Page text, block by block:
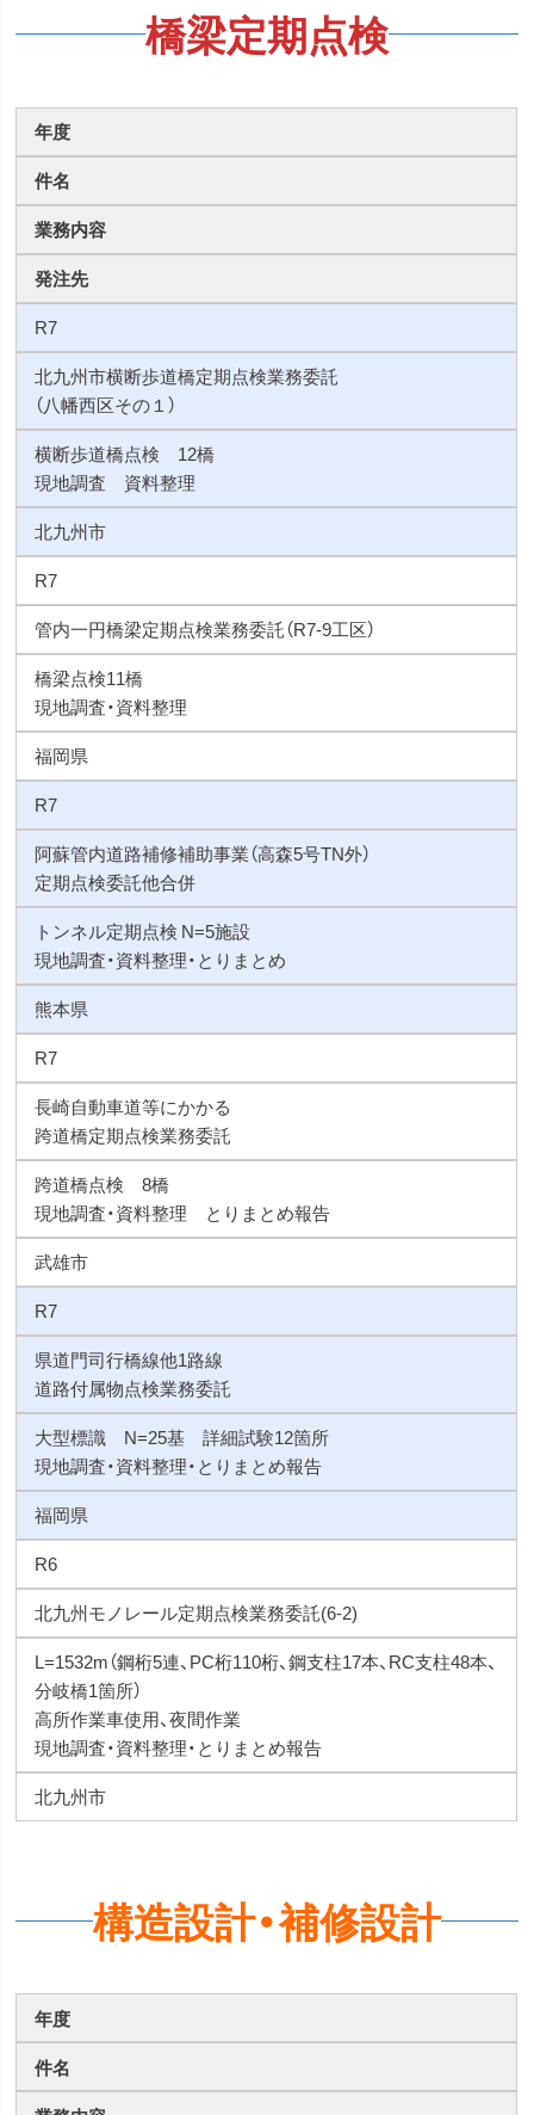
橋梁定期点検
年度
件名
業務内容
発注先
R7
北九州市横断歩道橋定期点検業務委託
（八幡西区その１）
横断歩道橋点検 12橋
現地調査 資料整理
北九州市
R7
管内一円橋梁定期点検業務委託（R7-9工区）
橋梁点検11橋
現地調査・資料整理
福岡県
R7
阿蘇管内道路補修補助事業（高森5号TN外）
定期点検委託他合併
トンネル定期点検 N=5施設
現地調査・資料整理・とりまとめ
熊本県
R7
長崎自動車道等にかかる
跨道橋定期点検業務委託
跨道橋点検 8橋
現地調査・資料整理 とりまとめ報告
武雄市
R7
県道門司行橋線他1路線
道路付属物点検業務委託
大型標識 N=25基 詳細試験12箇所
現地調査・資料整理・とりまとめ報告
福岡県
R6
北九州モノレール定期点検業務委託(6-2)
L=1532m（鋼桁5連、PC桁110桁、鋼支柱17本、RC支柱48本、
分岐橋1箇所）
高所作業車使用、夜間作業
現地調査・資料整理・とりまとめ報告
北九州市
構造設計・補修設計
年度
件名